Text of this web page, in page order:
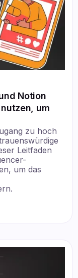
Notion
um
zu hoch
Leitfaden
um das